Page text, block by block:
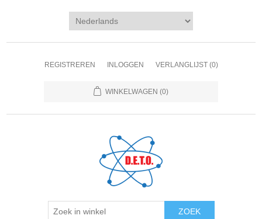
REGISTREREN INLOGGEN VERLANGLIJST (0)
WINKELWAGEN (0)
ZOEK